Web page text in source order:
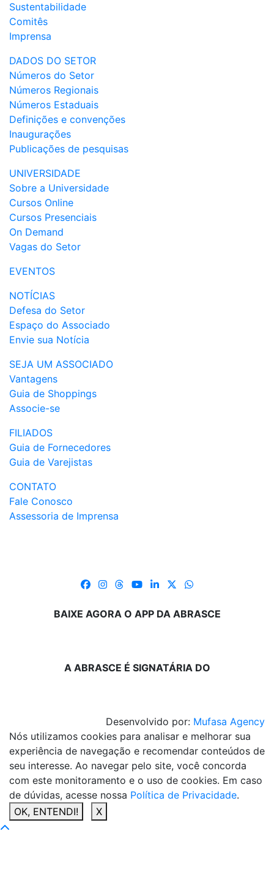
Sustentabilidade
Comitês
Imprensa
DADOS DO SETOR
Números do Setor
Números Regionais
Números Estaduais
Definições e convenções
Inaugurações
Publicações de pesquisas
UNIVERSIDADE
Sobre a Universidade
Cursos Online
Cursos Presenciais
On Demand
Vagas do Setor
EVENTOS
NOTÍCIAS
Defesa do Setor
Espaço do Associado
Envie sua Notícia
SEJA UM ASSOCIADO
Vantagens
Guia de Shoppings
Associe-se
FILIADOS
Guia de Fornecedores
Guia de Varejistas
CONTATO
Fale Conosco
Assessoria de Imprensa
BAIXE AGORA O APP DA ABRASCE
A ABRASCE É SIGNATÁRIA DO
Desenvolvido por: Mufasa Agency
Nós utilizamos cookies para analisar e melhorar sua
experiência de navegação e recomendar conteúdos de
seu interesse. Ao navegar pelo site, você concorda
com este monitoramento e o uso de cookies. Em caso
de dúvidas, acesse nossa Política de Privacidade.
OK, ENTENDI!
X